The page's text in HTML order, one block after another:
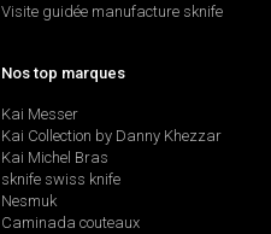
Visite guidée manufacture sknife
Nos top marques
Kai Messer
Kai Collection by Danny Khezzar
Kai Michel Bras
sknife swiss knife
Nesmuk
Caminada couteaux